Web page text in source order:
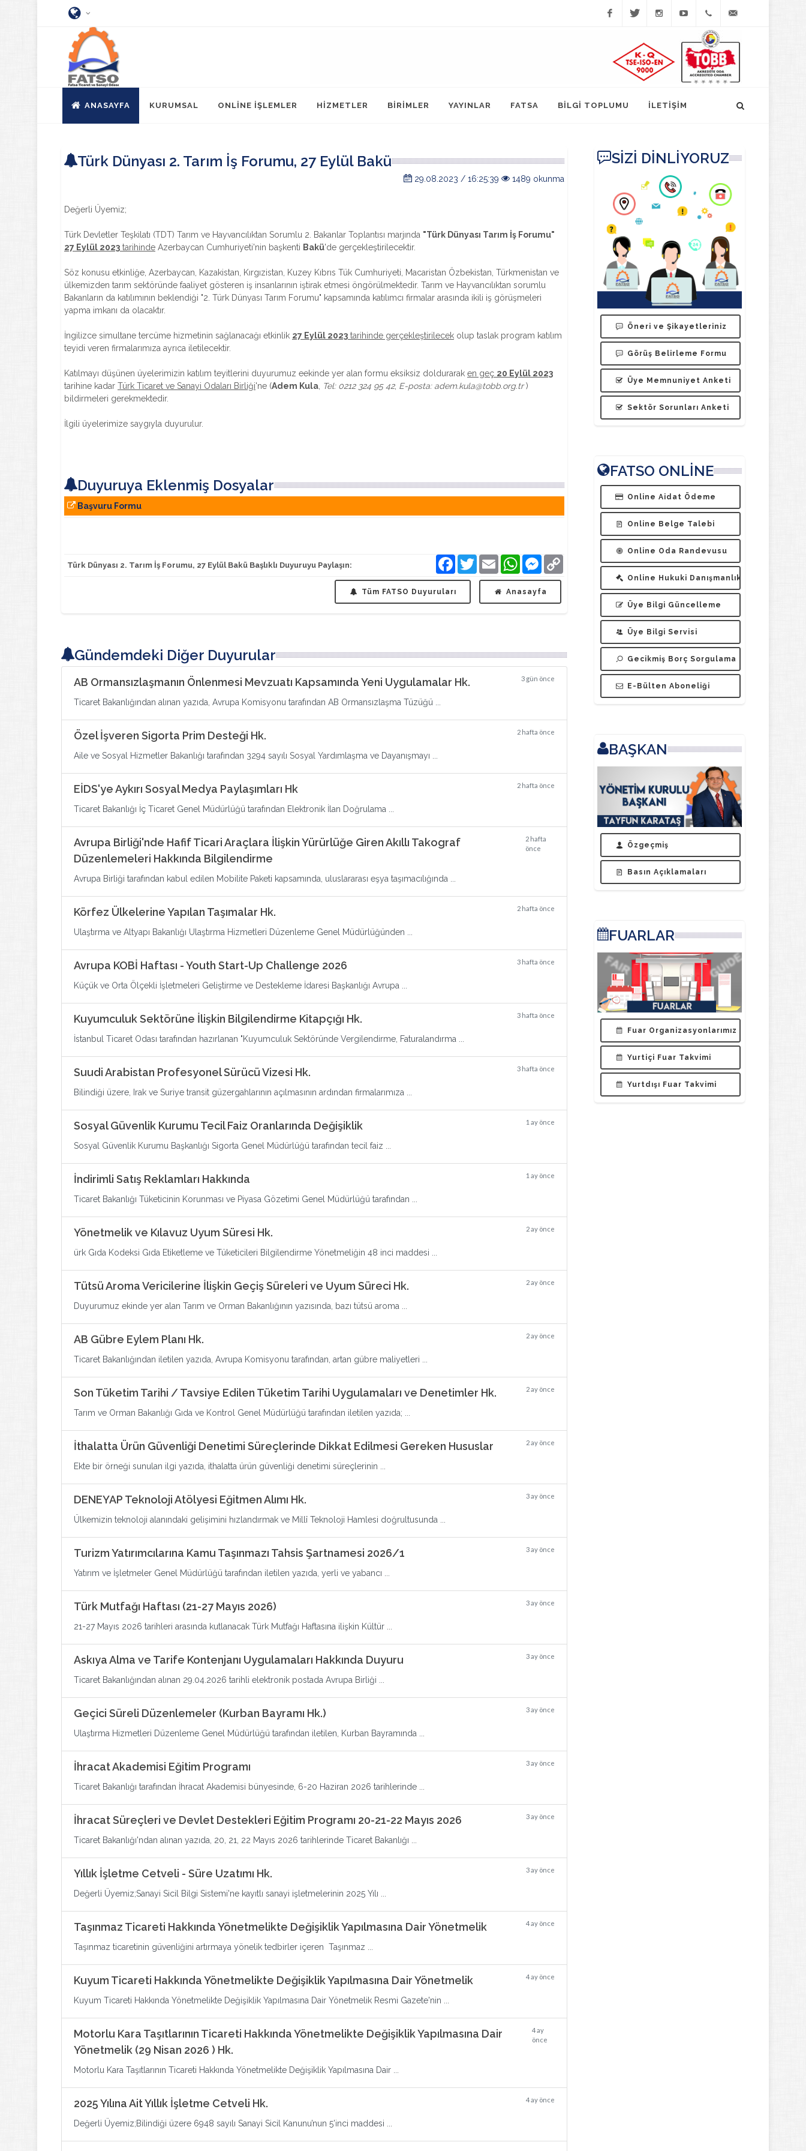
InstagramYouTube(452)
423-
bilgi@fatsatso.org.tr
ANASAYFA KURUMSAL ONLİNE İŞLEMLER HİZMETLER BİRİMLER YAYINLAR FATSA BİLGİ TOPLUMU İLETİŞİM
Türk Dünyası 2. Tarım İş Forumu, 27 Eylül Bakü
29.08.2023 / 16:25:39 1489 okunma
Değerli Üyemiz;
Türk Devletler Teşkilatı (TDT) Tarım ve Hayvancılıktan Sorumlu 2. Bakanlar Toplantısı marjında "Türk Dünyası Tarım İş Forumu"
27 Eylül 2023 tarihinde Azerbaycan Cumhuriyeti'nin başkenti Bakü'de gerçekleştirilecektir.
Söz konusu etkinliğe, Azerbaycan, Kazakistan, Kırgızistan, Kuzey Kıbrıs Tük Cumhuriyeti, Macaristan Özbekistan, Türkmenistan ve
ülkemizden tarım sektöründe faaliyet gösteren iş insanlarının iştirak etmesi öngörülmektedir. Tarım ve Hayvancılıktan sorumlu
Bakanların da katılımının beklendiği "2. Türk Dünyası Tarım Forumu" kapsamında katılımcı firmalar arasında ikili iş görüşmeleri
yapma imkanı da olacaktır.
İngilizce simultane tercüme hizmetinin sağlanacağı etkinlik 27 Eylül 2023 tarihinde gerçekleştirilecek olup taslak program katılım
teyidi veren firmalarımıza ayrıca iletilecektir.
Katılmayı düşünen üyelerimizin katılım teyitlerini duyurumuz eekinde yer alan formu eksiksiz doldurarak en geç 20 Eylül 2023
tarihine kadar Türk Ticaret ve Sanayi Odaları Birliği'ne (Adem Kula Tel: 0212 324 95 42, E-posta: adem.kula@tobb.org.tr)
bildirmeleri gerekmektedir.
İlgili üyelerimize saygıyla duyurulur.
Duyuruya Eklenmiş Dosyalar
Başvuru Formu
Türk Dünyası 2. Tarım İş Forumu, 27 Eylül Bakü Başlıklı Duyuruyu Paylaşın: FacebookTwitterEmail WhatsAppMessenger
Tüm FATSO Duyuruları Anasayfa
Gündemdeki Diğer Duyurular
AB Ormansızlaşmanın Önlenmesi Mevzuatı Kapsamında Yeni Uygulamalar Hk. 3 gün önce
Ticaret Bakanlığından alınan yazıda, Avrupa Komisyonu tarafından AB Ormansızlaşma Tüzüğü ...
Özel İşveren Sigorta Prim Desteği Hk. 2 hafta önce
Aile ve Sosyal Hizmetler Bakanlığı tarafından 3294 sayılı Sosyal Yardımlaşma ve Dayanışmayı ...
EİDS'ye Aykırı Sosyal Medya Paylaşımları Hk 2 hafta önce
Ticaret Bakanlığı İç Ticaret Genel Müdürlüğü tarafından Elektronik İlan Doğrulama ...
Avrupa Birliği'nde Hafif Ticari Araçlara İlişkin Yürürlüğe Giren Akıllı Takograf
Düzenlemeleri Hakkında Bilgilendirme
2 hafta
önce
Avrupa Birliği tarafından kabul edilen Mobilite Paketi kapsamında, uluslararası eşya taşımacılığında ...
Körfez Ülkelerine Yapılan Taşımalar Hk. 2 hafta önce
Ulaştırma ve Altyapı Bakanlığı Ulaştırma Hizmetleri Düzenleme Genel Müdürlüğünden ...
Avrupa KOBİ Haftası - Youth Start-Up Challenge 2026 3 hafta önce
Küçük ve Orta Ölçekli İşletmeleri Geliştirme ve Destekleme İdaresi Başkanlığı Avrupa ...
Kuyumculuk Sektörüne İlişkin Bilgilendirme Kitapçığı Hk. 3 hafta önce
İstanbul Ticaret Odası tarafından hazırlanan "Kuyumculuk Sektöründe Vergilendirme, Faturalandırma ...
Suudi Arabistan Profesyonel Sürücü Vizesi Hk. 3 hafta önce
Bilindiği üzere, Irak ve Suriye transit güzergahlarının açılmasının ardından firmalarımıza ...
Sosyal Güvenlik Kurumu Tecil Faiz Oranlarında Değişiklik 1 ay önce
Sosyal Güvenlik Kurumu Başkanlığı Sigorta Genel Müdürlüğü tarafından tecil faiz ...
İndirimli Satış Reklamları Hakkında 1 ay önce
Ticaret Bakanlığı Tüketicinin Korunması ve Piyasa Gözetimi Genel Müdürlüğü tarafından ...
Yönetmelik ve Kılavuz Uyum Süresi Hk. 2 ay önce
ürk Gıda Kodeksi Gıda Etiketleme ve Tüketicileri Bilgilendirme Yönetmeliğin 48 inci maddesi ...
Tütsü Aroma Vericilerine İlişkin Geçiş Süreleri ve Uyum Süreci Hk. 2 ay önce
Duyurumuz ekinde yer alan Tarım ve Orman Bakanlığının yazısında, bazı tütsü aroma ...
AB Gübre Eylem Planı Hk. 2 ay önce
Ticaret Bakanlığından iletilen yazıda, Avrupa Komisyonu tarafından, artan gübre maliyetleri ...
Son Tüketim Tarihi / Tavsiye Edilen Tüketim Tarihi Uygulamaları ve Denetimler Hk. 2 ay önce
Tarım ve Orman Bakanlığı Gıda ve Kontrol Genel Müdürlüğü tarafından iletilen yazıda; ...
İthalatta Ürün Güvenliği Denetimi Süreçlerinde Dikkat Edilmesi Gereken Hususlar 2 ay önce
Ekte bir örneği sunulan ilgi yazıda, ithalatta ürün güvenliği denetimi süreçlerinin ...
DENEYAP Teknoloji Atölyesi Eğitmen Alımı Hk. 3 ay önce
Ülkemizin teknoloji alanındaki gelişimini hızlandırmak ve Millî Teknoloji Hamlesi doğrultusunda ...
Turizm Yatırımcılarına Kamu Taşınmazı Tahsis Şartnamesi 2026/1 3 ay önce
Yatırım ve İşletmeler Genel Müdürlüğü tarafından iletilen yazıda, yerli ve yabancı ...
Türk Mutfağı Haftası (21-27 Mayıs 2026) 3 ay önce
21-27 Mayıs 2026 tarihleri arasında kutlanacak Türk Mutfağı Haftasına ilişkin Kültür ...
Askıya Alma ve Tarife Kontenjanı Uygulamaları Hakkında Duyuru 3 ay önce
Ticaret Bakanlığından alınan 29.04.2026 tarihli elektronik postada Avrupa Birliği ...
Geçici Süreli Düzenlemeler (Kurban Bayramı Hk.) 3 ay önce
Ulaştırma Hizmetleri Düzenleme Genel Müdürlüğü tarafından iletilen, Kurban Bayramında ...
İhracat Akademisi Eğitim Programı 3 ay önce
Ticaret Bakanlığı tarafından İhracat Akademisi bünyesinde, 6-20 Haziran 2026 tarihlerinde ...
İhracat Süreçleri ve Devlet Destekleri Eğitim Programı 20-21-22 Mayıs 2026 3 ay önce
Ticaret Bakanlığı'ndan alınan yazıda, 20, 21, 22 Mayıs 2026 tarihlerinde Ticaret Bakanlığı ...
Yıllık İşletme Cetveli - Süre Uzatımı Hk. 3 ay önce
Değerli Üyemiz;Sanayi Sicil Bilgi Sistemi'ne kayıtlı sanayi işletmelerinin 2025 Yılı ...
Taşınmaz Ticareti Hakkında Yönetmelikte Değişiklik Yapılmasına Dair Yönetmelik 4 ay önce
Taşınmaz ticaretinin güvenliğini artırmaya yönelik tedbirler içeren Taşınmaz ...
Kuyum Ticareti Hakkında Yönetmelikte Değişiklik Yapılmasına Dair Yönetmelik 4 ay önce
Kuyum Ticareti Hakkında Yönetmelikte Değişiklik Yapılmasına Dair Yönetmelik Resmi Gazete'nin ...
Motorlu Kara Taşıtlarının Ticareti Hakkında Yönetmelikte Değişiklik Yapılmasına Dair
Yönetmelik (29 Nisan 2026 ) Hk.
4 ay
önce
Motorlu Kara Taşıtlarının Ticareti Hakkında Yönetmelikte Değişiklik Yapılmasına Dair ...
2025 Yılına Ait Yıllık İşletme Cetveli Hk. 4 ay önce
Değerli Üyemiz;Bilindiği üzere 6948 sayılı Sanayi Sicil Kanunu’nun 5’inci maddesi ...
SİZİ DİNLİYORUZ
Öneri ve Şikayetleriniz
Görüş Belirleme Formu
Üye Memnuniyet Anketi
Sektör Sorunları Anketi
FATSO ONLİNE
Online Aidat Ödeme
Online Belge Talebi
Online Oda Randevusu
Online Hukuki Danışmanlık
Üye Bilgi Güncelleme
Üye Bilgi Servisi
Gecikmiş Borç Sorgulama
E-Bülten Aboneliği
BAŞKAN
Özgeçmiş
Basın Açıklamaları
FUARLAR
Fuar Organizasyonlarımız
Yurtiçi Fuar Takvimi
Yurtdışı Fuar Takvimi